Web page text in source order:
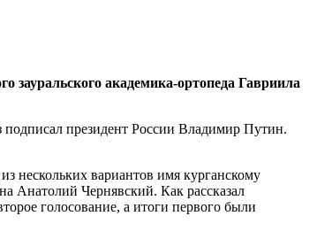
академика-ортопеда Гавриила
подписал президент России Владимир Путин.
нескольких вариантов имя курганскому
Анатолий Чернявский. Как рассказал
голосование, а итоги первого были